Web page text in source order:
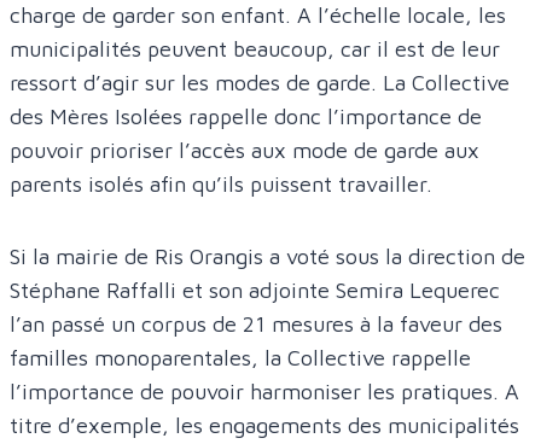
charge de garder son enfant. A l’échelle locale, les
municipalités peuvent beaucoup, car il est de leur
ressort d’agir sur les modes de garde. La Collective
des Mères Isolées rappelle donc l’importance de
pouvoir prioriser l’accès aux mode de garde aux
parents isolés afin qu’ils puissent travailler.
Si la mairie de Ris Orangis a voté sous la direction de
Stéphane Raffalli et son adjointe Semira Lequerec
l’an passé un corpus de 21 mesures à la faveur des
familles monoparentales, la Collective rappelle
l’importance de pouvoir harmoniser les pratiques. A
titre d’exemple, les engagements des municipalités